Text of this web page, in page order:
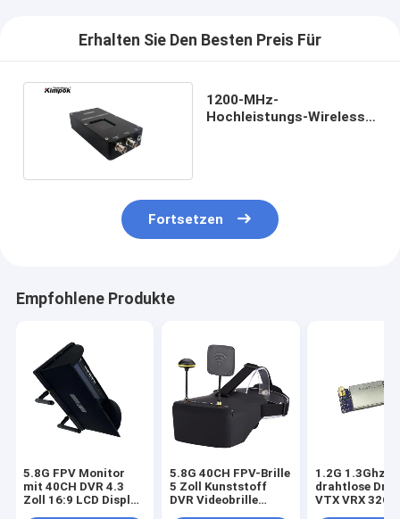
Erhalten Sie Den Besten Preis Für
1200-MHz-
Hochleistungs-Wireless-
Fortsetzen
Empfohlene Produkte
5.8G FPV Monitor
mit 40CH DVR 4.3
Zoll 16:9 LCD Display
5.8G 40CH FPV-Brille
5 Zoll Kunststoff
DVR Videobrille
1.2G 1.3Ghz
drahtlose
VTX VRX